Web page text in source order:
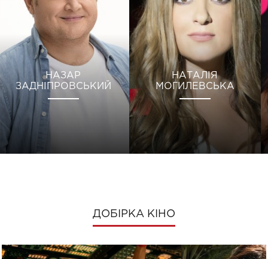
НАЗАР
ЗАДНІПРОВСЬКИЙ
НАТАЛІЯ
МОГИЛЕВСЬКА
ДОБІРКА КІНО